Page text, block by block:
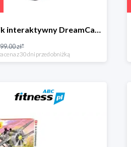
Jeździk interaktywny DreamCar -41%
99.00 zł*
cena z 30 dni przed obniżką